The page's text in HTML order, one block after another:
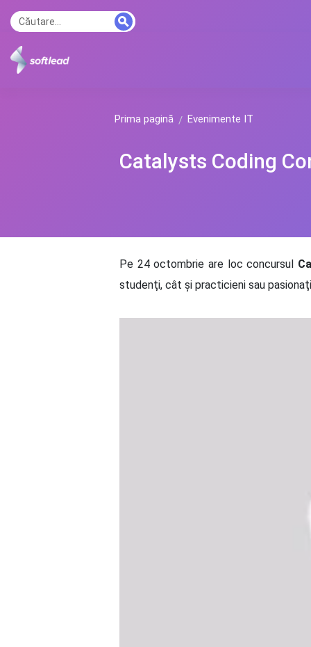
Prima pagină Evenimente IT
Catalysts Coding
Pe 24 octombrie are loc concursul
studenţi, cât şi practicieni sau